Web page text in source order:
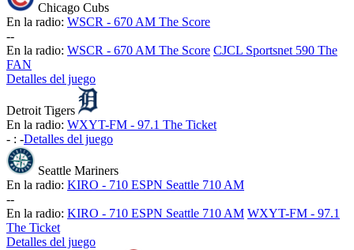
Chicago Cubs
En la radio: WSCR - 670 AM The Score
--
En la radio: WSCR - 670 AM The Score CJCL Sportsnet 590 The
FAN
Detalles del juego
Detroit Tigers
En la radio: WXYT-FM - 97.1 The Ticket
- : -Detalles del juego
Seattle Mariners
En la radio: KIRO - 710 ESPN Seattle 710 AM
--
En la radio: KIRO - 710 ESPN Seattle 710 AM WXYT-FM - 97.1
The Ticket
Detalles del juego